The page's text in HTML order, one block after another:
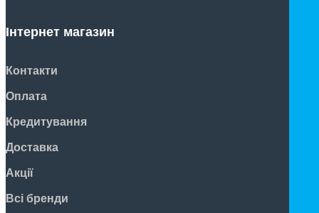
Інтернет магазин
Контакти
Оплата
Кредитування
Доставка
Акції
Всі бренди